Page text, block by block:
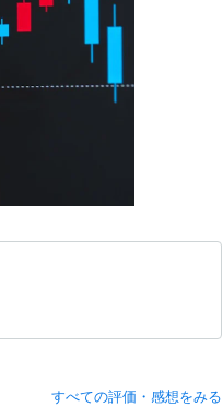
すべての評価・感想をみる